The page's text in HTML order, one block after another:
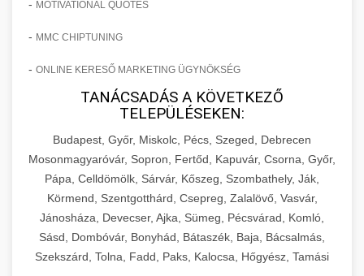
- MOTIVATIONAL QUOTES
- MMC CHIPTUNING
- ONLINE KERESŐ MARKETING ÜGYNÖKSÉG
TANÁCSADÁS A KÖVETKEZŐ
TELEPÜLÉSEKEN:
Budapest, Győr, Miskolc, Pécs, Szeged, Debrecen
Mosonmagyaróvár, Sopron, Fertőd, Kapuvár, Csorna, Győr,
Pápa, Celldömölk, Sárvár, Kőszeg, Szombathely, Ják,
Körmend, Szentgotthárd, Csepreg, Zalalövő, Vasvár,
Jánosháza, Devecser, Ajka, Sümeg, Pécsvárad, Komló,
Sásd, Dombóvár, Bonyhád, Bátaszék, Baja, Bácsalmás,
Szekszárd, Tolna, Fadd, Paks, Kalocsa, Hőgyész, Tamási